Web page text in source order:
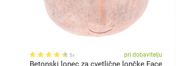
5x pri dobavitelju
Betonski lonec za cvetlične lončke Face